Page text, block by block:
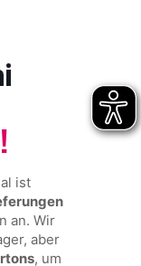
ist
an. Wir
aber
, um